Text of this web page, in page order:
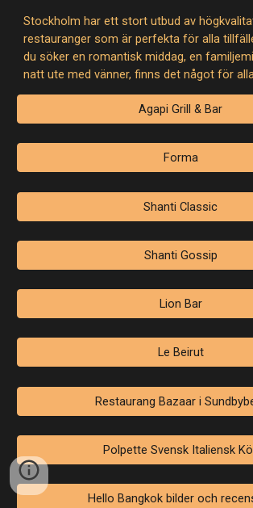
Stockholm har ett stort utbud av
restauranger som är perfekta för alla
du söker en romantisk middag, en
natt ute med vänner, finns det något för
Agapi Grill & Bar
Forma
Shanti Classic
Shanti Gossip
Lion Bar
Le Beirut
Restaurang Bazaar i
Polpette Svensk Italiensk
Hello Bangkok bilder och